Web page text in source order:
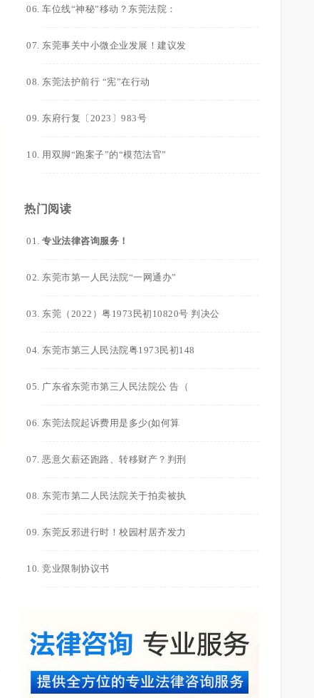
车位线“神秘”移动？东莞法院：
东莞事关中小微企业发展！建议发
东莞法护前行 “宪”在行动
东府行复〔2023〕983号
用双脚“跑案子”的“模范法官”
热门阅读
专业法律咨询服务！
东莞市第一人民法院“一网通办”
东莞（2022）粤1973民初10820号 判决公
东莞市第三人民法院粤1973民初148
广东省东莞市第三人民法院公 告（
东莞法院起诉费用是多少(如何算
恶意欠薪还跑路、转移财产？判刑
东莞市第二人民法院关于拍卖被执
东莞反邪进行时！校园村居齐发力
竞业限制协议书